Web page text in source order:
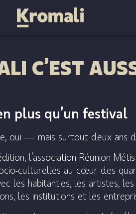
C’EST
plus qu’un festival
oui — mais surtout deux ans
l’association Réunion
culturelles au cœur des
les habitant·es, les artistes,
les institutions et les